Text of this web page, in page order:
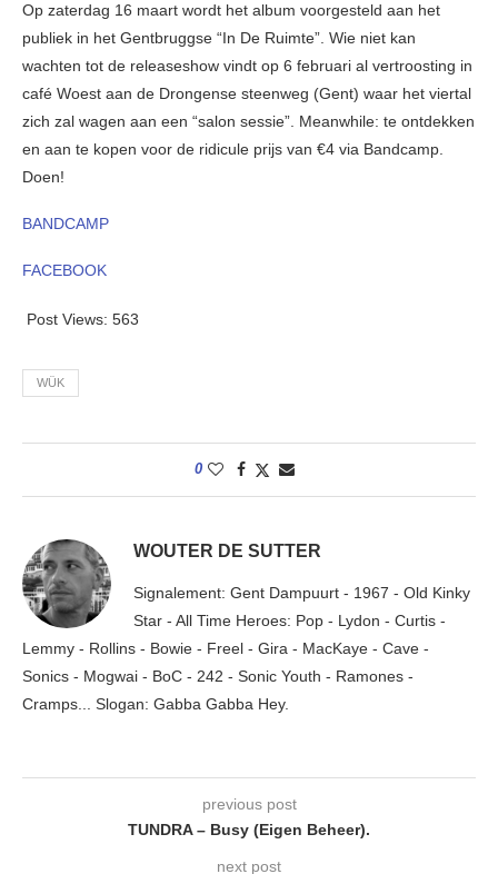
Op zaterdag 16 maart wordt het album voorgesteld aan het
publiek in het Gentbruggse “In De Ruimte”. Wie niet kan
wachten tot de releaseshow vindt op 6 februari al vertroosting in
café Woest aan de Drongense steenweg (Gent) waar het viertal
zich zal wagen aan een “salon sessie”. Meanwhile: te ontdekken
en aan te kopen voor de ridicule prijs van €4 via Bandcamp.
Doen!
BANDCAMP
FACEBOOK
Post Views: 563
WÜK
0
WOUTER DE SUTTER
Signalement: Gent Dampuurt - 1967 - Old Kinky
Star - All Time Heroes: Pop - Lydon - Curtis -
Lemmy - Rollins - Bowie - Freel - Gira - MacKaye - Cave -
Sonics - Mogwai - BoC - 242 - Sonic Youth - Ramones -
Cramps... Slogan: Gabba Gabba Hey.
previous post
TUNDRA – Busy (Eigen Beheer).
next post